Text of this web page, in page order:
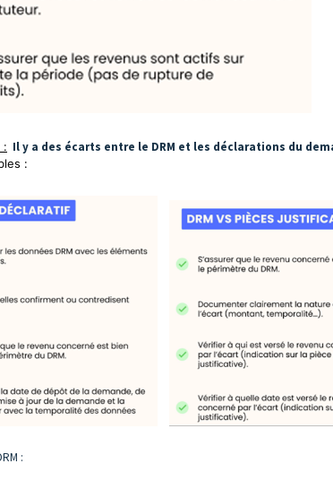
: Il y a des écarts entre le DRM et les déclarations du
:
: